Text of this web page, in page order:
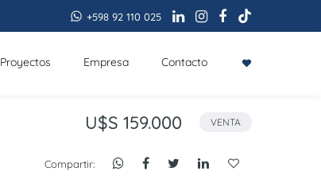
+598 92 110 025
Proyectos Empresa Contacto
U$S 159.000 VENTA
Compartir: